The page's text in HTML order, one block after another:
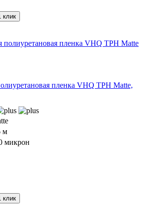
клик
пленка VHQ TPH Matte,
м
микрон
клик